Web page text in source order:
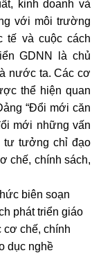
kinh doanh và
với môi trường
tế và cuộc cách
GDNN là chủ
nước ta. Các cơ
thể hiện quan
“Đổi mới căn
mới những vấn
tư tưởng chỉ đạo
chế, chính sách,
biên soạn
phát triển giáo
cơ chế, chính
dục nghề